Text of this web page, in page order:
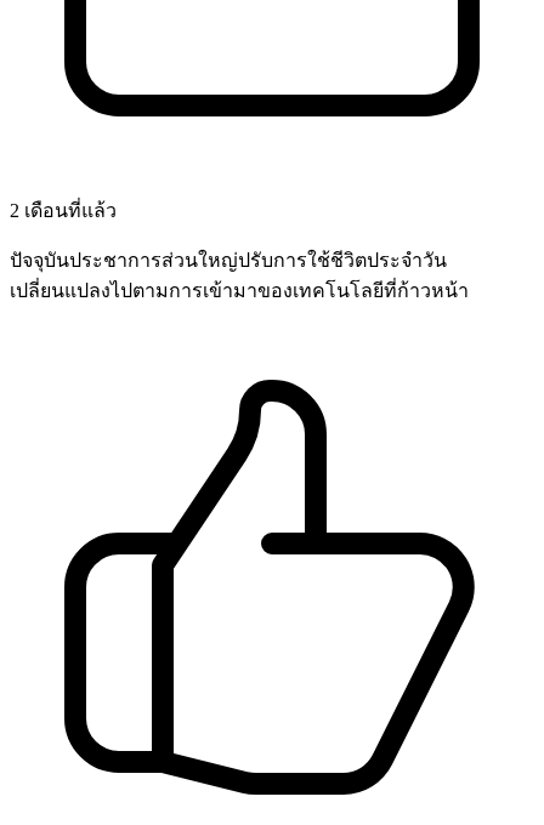
2 เดือนที่แล้ว
ปัจจุบันประชาการส่วนใหญ่ปรับการใช้ชีวิตประจำวัน
เปลี่ยนแปลงไปตามการเข้ามาของเทคโนโลยีที่ก้าวหน้า